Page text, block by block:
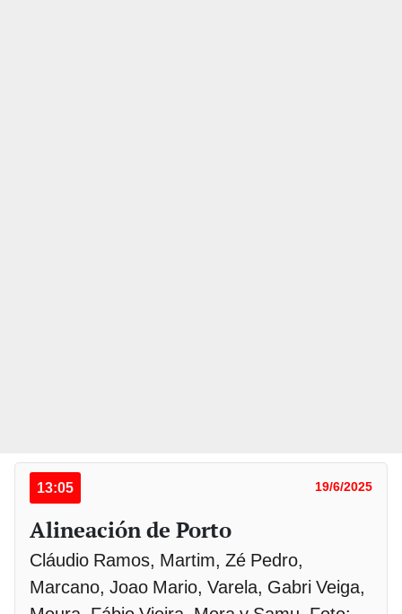
13:05 19/6/2025
Alineación de Porto
Cláudio Ramos, Martim, Zé Pedro,
Marcano, Joao Mario, Varela, Gabri Veiga,